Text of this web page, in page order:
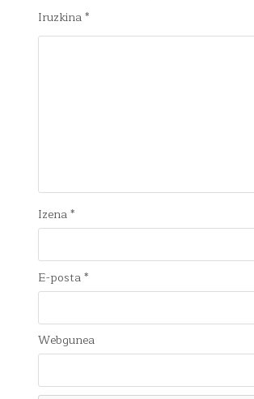
Iruzkina*
Izena*
E-posta*
Webgunea